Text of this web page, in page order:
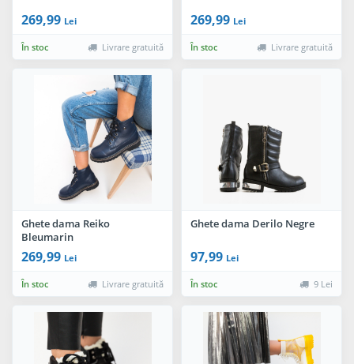
269,99 Lei
În stoc Livrare gratuită
269,99 Lei
În stoc Livrare gratuită
Ghete dama Reiko
Bleumarin
269,99 Lei
În stoc Livrare gratuită
Ghete dama Derilo Negre
97,99 Lei
În stoc 9 Lei